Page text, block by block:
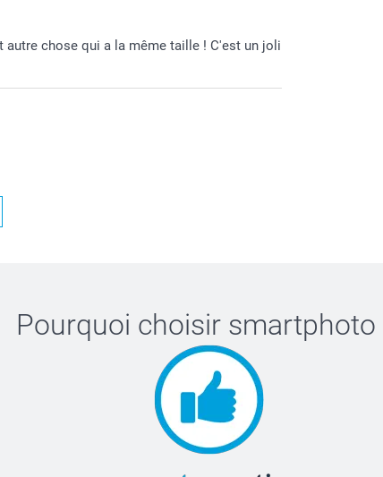
chose qui a la même taille ! C'est un joli
Pourquoi choisir smartphoto